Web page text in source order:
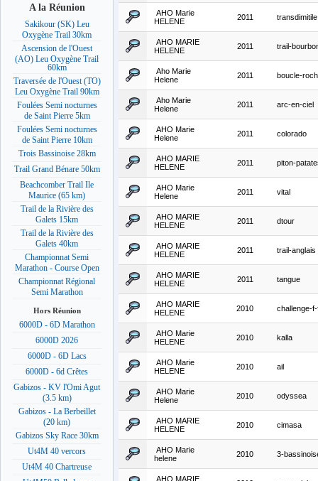
A la Réunion
Sakikour (SK) Leu
Oxygène Trail 30km
Ascension de l'Ouest
(AO) Leu Oxygène Trail
60km
Traversée de l'Ouest (TO)
Leu Oxygène Trail 90km
Foulées Semi nocturnes
de Saint Pierre 5km
Foulées Semi nocturnes
de Saint Pierre 10km
Trois Bassinoise 28km
Trail Grand Bénare 50km
Beachcomber Trail Ile
Maurice (65 km)
Trail de la Rivière des
Galets 15km
Trail de la Rivière des
Galets 40km
Championnat Semi
Marathon - Course Open
Championnat Régional
Semi Marathon
Hors Réunion
6000D - 6D Marathon
6000D 2026
6000D - 6D Lacs
6000D - 6d Crêtes
Gabizos - KV l'Omi Agut
(3.5 km)
Gabizos - La Berbeillet
(20 km)
Gabizos Sky Race 30km
Ut4M 40 vercors
Ut4M 40 Chartreuse
AHO Marie
HELENE
2011 transdimitile
AHO MARIE
HELENE
2011 trail-
Aho Marie
Helene
2011 boucle-
Aho Marie
Helene
2011 arc-en-ciel
AHO Marie
Helene
2011 colorado
AHO MARIE
HELENE
2011 piton-
AHO Marie
Helene
2011 vital
AHO MARIE
HELENE
2011 dtour
AHO MARIE
HELENE
2011 trail-anglais
AHO MARIE
HELENE
2011 tangue
AHO MARIE
HELENE
2010 challenge-
AHO Marie
HELENE
2010 kalla
AHO Marie
HELENE
2010 ail
AHO Marie
Helene
2010 odyssea
AHO MARIE
HELENE
2010 cimasa
AHO Marie
helene
2010 3-
AHO MARIE